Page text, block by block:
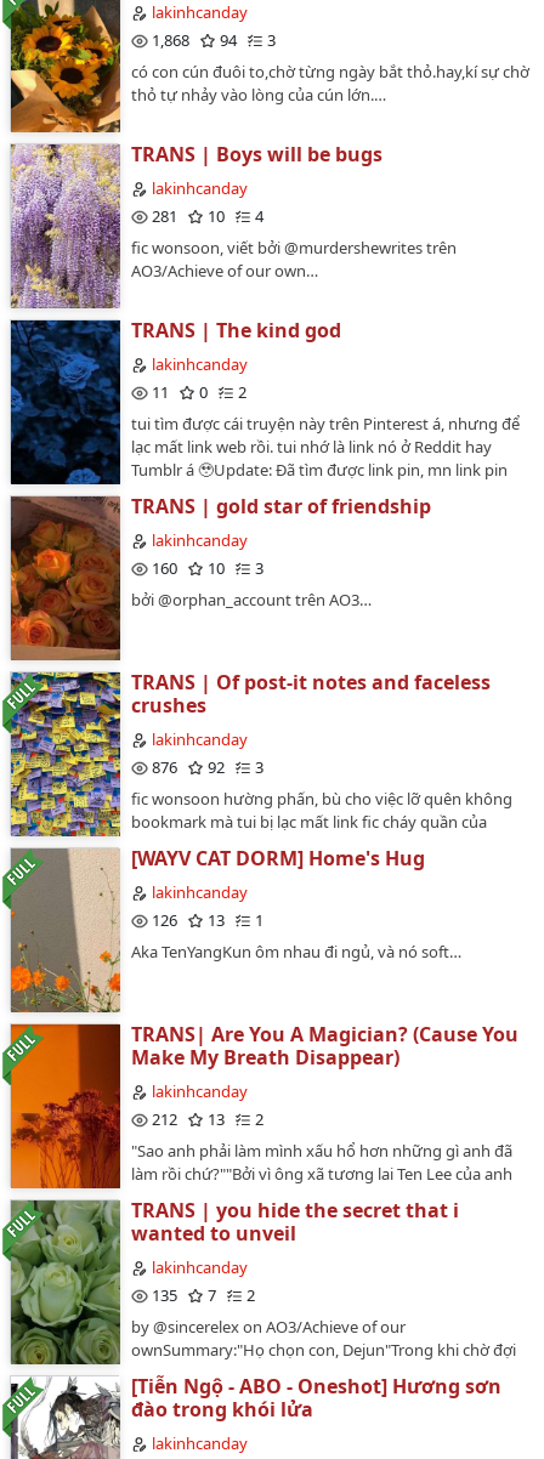
lakinhcanday
1,868
94
3
có con cún đuôi to,chờ từng ngày bắt thỏ.hay,kí sự chờ
thỏ tự nhảy vào lòng của cún lớn.…
TRANS | Boys will be bugs
lakinhcanday
281
10
4
fic wonsoon, viết bởi @murdershewrites trên
AO3/Achieve of our own…
TRANS | The kind god
lakinhcanday
11
0
2
tui tìm được cái truyện này trên Pinterest á, nhưng để
lạc mất link web rồi. tui nhớ là link nó ở Reddit hay
Tumblr á 🥹Update: Đã tìm được link pin, mn link pin
ở đây nhé https://pin.it/3ZGwJeo…
TRANS | gold star of friendship
lakinhcanday
160
10
3
bởi @orphan_account trên AO3…
TRANS | Of post-it notes and faceless
crushes
lakinhcanday
876
92
3
fic wonsoon hường phấn, bù cho việc lỡ quên không
bookmark mà tui bị lạc mất link fic cháy quần của
orphan_account, là kiểu author muốn giấu danh tính
tên acc của mình hay sao á nên tui cũng không có xin
per dịch (vì không biết là ai viết luôn 🥹) nhưng nếu có
xuống, xin per xong rồi up lại ha…
[WAYV CAT DORM] Home's Hug
lakinhcanday
126
13
1
Aka TenYangKun ôm nhau đi ngủ, và nó soft…
TRANS| Are You A Magician? (Cause You
Make My Breath Disappear)
lakinhcanday
212
13
2
"Sao anh phải làm mình xấu hổ hơn những gì anh đã
làm rồi chứ?""Bởi vì ông xã tương lai Ten Lee của anh
tương lai của anh...""Ồ phải rồi em quên, anh đã luôn
nghĩ rằng hai anh là một cặp chồng chồng rồi mà"…
TRANS | you hide the secret that i
wanted to unveil
lakinhcanday
135
7
2
by @sincerelex on AO3/Achieve of our
ownSummary:"Họ chọn con, Dejun"Trong khi chờ đợi
bữa tiệc đính hôn của mình và Hoàng tử Kunhang,
Dejun liên lạc qua người đưa thư điển trai, Hendery.
Chuyện gì xảy ra khi, thay vào đó, cậu bắt đầu dành
nhiều thời gian với chàng đưa thư kia?…
[Tiễn Ngộ - ABO - Oneshot] Hương sơn
đào trong khói lửa
lakinhcanday